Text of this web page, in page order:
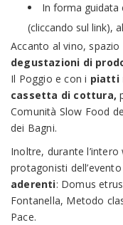
In forma guidata
(cliccando sul link),
Accanto al vino,
degustazioni di
Il Poggio e con i piatti
cassetta di cottura,
Comunità Slow Food
dei Bagni.
Inoltre, durante
protagonisti
aderenti: Domus
Fontanella, Metodo
Pace.